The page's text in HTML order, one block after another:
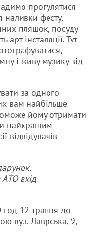
прогулятися
наливки фесту.
пляшок, посуду
арт-інсталяції. Тут
і живу музику від
за одного
вам найбільше
йому отримати
найкращим
відвідувачів
АТО вхід
12 травня до
вул. Лаврська, 9,